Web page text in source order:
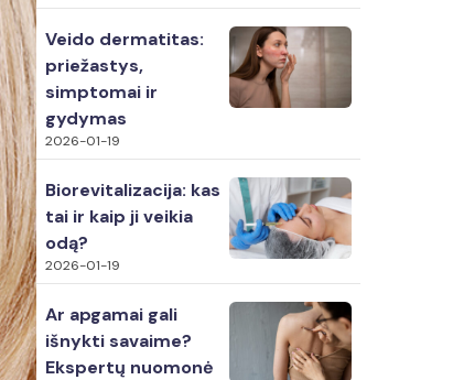
Veido dermatitas:
priežastys,
simptomai ir
gydymas
2026-01-19
Biorevitalizacija: kas
tai ir kaip ji veikia
odą?
2026-01-19
Ar apgamai gali
išnykti savaime?
Ekspertų nuomonė